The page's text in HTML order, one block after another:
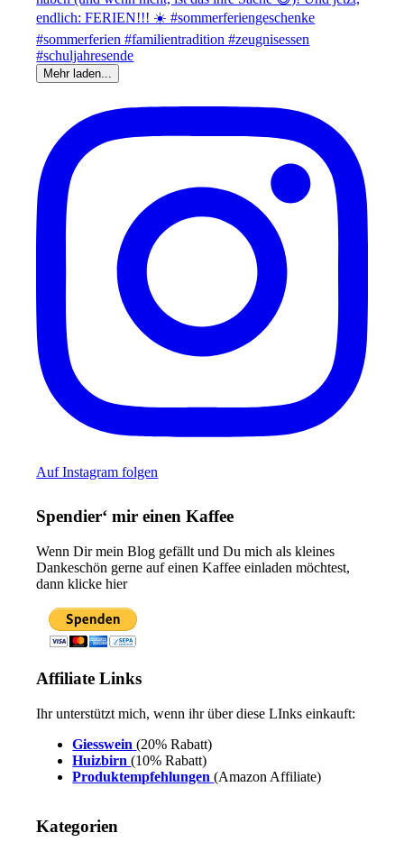
Mehr laden...
Auf Instagram folgen
Spendier‘ mir einen Kaffee
Wenn Dir mein Blog gefällt und Du mich als kleines
Dankeschön gerne auf einen Kaffee einladen möchtest,
dann klicke hier
Affiliate Links
Ihr unterstützt mich, wenn ihr über diese LInks einkauft:
Giesswein (20% Rabatt)
Huizbirn(10% Rabatt)
Produktempfehlungen(Amazon Affiliate)
Kategorien